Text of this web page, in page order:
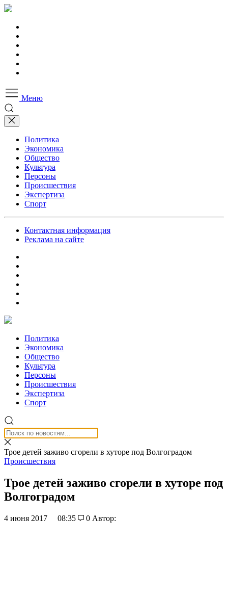
Меню
Политика
Экономика
Общество
Культура
Персоны
Происшествия
Экспертиза
Спорт
Контактная информация
Реклама на сайте
Политика
Экономика
Общество
Культура
Персоны
Происшествия
Экспертиза
Спорт
Трое детей заживо сгорели в хуторе под Волгоградом
Происшествия
Трое детей заживо сгорели в хуторе под
Волгоградом
4 июня 2017 08:35 0 Автор: